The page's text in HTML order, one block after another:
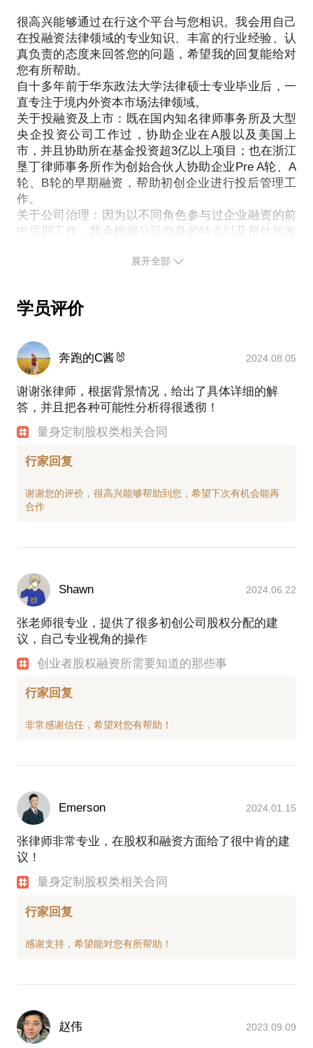
很高兴能够通过在行这个平台与您相识。我会用自己
在投融资法律领域的专业知识、丰富的行业经验、认
真负责的态度来回答您的问题，希望我的回复能给对
您有所帮助。
自十多年前于华东政法大学法律硕士专业毕业后，一
直专注于境内外资本市场法律领域。
关于投融资及上市：既在国内知名律师事务所及大型
央企投资公司工作过，协助企业在A股以及美国上
市，并且协助所在基金投资超3亿以上项目；也在浙江
垦丁律师事务所作为创始合伙人协助企业Pre A轮、A
轮、B轮的早期融资，帮助初创企业进行投后管理工
作。
关于公司治理：因为以不同角色参与过企业融资的前
中后期工作，我会根据公司自身的特点以及所处的发
上述的这些经历不仅让我在从事的法律领域获得丰富
的体会。
展开全部
学员评价
奔跑的C酱🐰 2024.08.05
谢谢张律师，根据背景情况，给出了具体详细的解
答，并且把各种可能性分析得很透彻！
量身定制股权类相关合同
行家回复
谢谢您的评价，很高兴能够帮助到您，希望下次有机会能再
Shawn 2024.06.22
张老师很专业，提供了很多初创公司股权分配的建
议，自己专业视角的操作
创业者股权融资所需要知道的那些事
行家回复
Emerson 2024.01.15
张律师非常专业，在股权和融资方面给了很中肯的建
议！
量身定制股权类相关合同
行家回复
赵伟 2023.09.09